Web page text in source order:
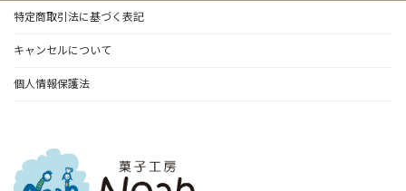
特定商取引法に基づく表記
キャンセルについて
個人情報保護法